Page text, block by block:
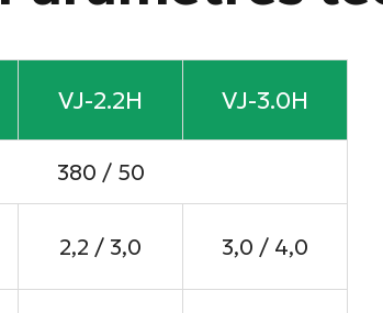
VJ-2.2H VJ-3.0H
380 / 50
2,2 / 3,0 3,0 / 4,0